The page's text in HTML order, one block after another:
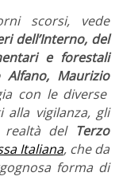
scorsi, vede
dell’Interno, del
e forestali
Alfano, Maurizio
con le diverse
alla vigilanza, gli
realtà del Terzo
Italiana, che da
forma di